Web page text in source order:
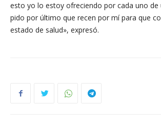
esto yo lo estoy ofreciendo por cada uno de
pido por último que recen por mí para que
estado de salud», expresó.